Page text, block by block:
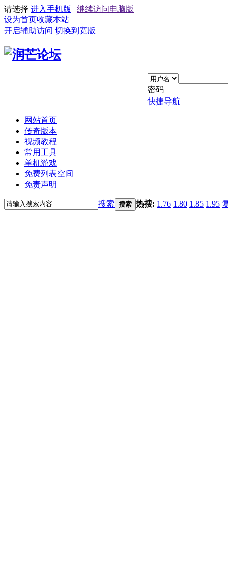
请选择 进入手机版 | 继续访问电脑版
设为首页收藏本站
开启辅助访问 切换到宽版
密码
快捷导航
网站首页
传奇版本
视频教程
常用工具
单机游戏
免费列表空间
免责声明
搜索 搜索 热搜: 1.76 1.80 1.85 1.95